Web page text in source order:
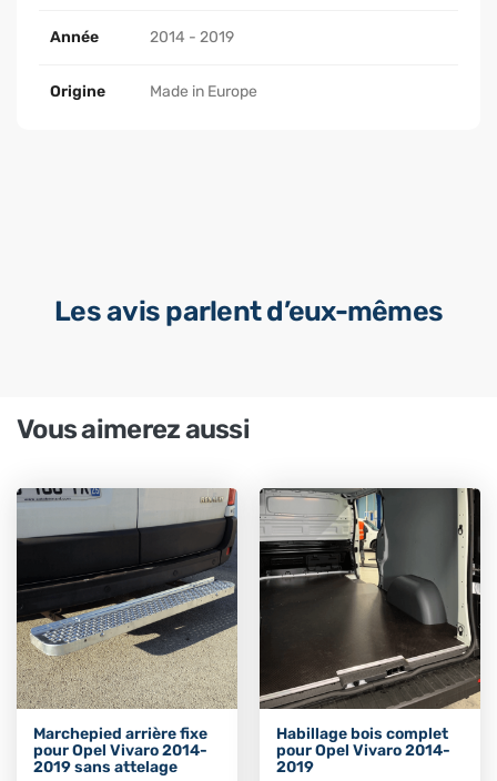
Année 2014 - 2019
Origine Made in Europe
Les avis parlent d’eux-mêmes
Vous aimerez aussi
Marchepied arrière fixe
pour Opel Vivaro 2014-
2019 sans attelage
Habillage bois complet
pour Opel Vivaro 2014-
2019